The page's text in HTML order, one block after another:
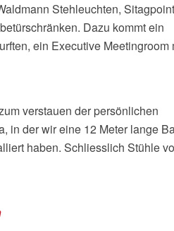
Stehleuchten, Sitagpoint
Dazu kommt ein
ein Executive Meetingroom
verstauen der persönlichen
in der wir eine 12 Meter lange
haben. Schliesslich Stühle